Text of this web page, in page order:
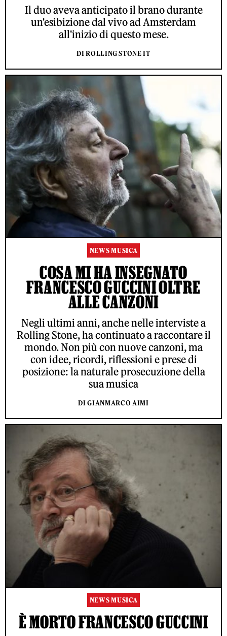
Il duo aveva anticipato il brano durante
un'esibizione dal vivo ad Amsterdam
all'inizio di questo mese.
DI ROLLING STONE IT
NEWS MUSICA
COSA MI HA INSEGNATO
FRANCESCO GUCCINI OLTRE
ALLE CANZONI
Negli ultimi anni, anche nelle interviste a
Rolling Stone, ha continuato a raccontare il
mondo. Non più con nuove canzoni, ma
con idee, ricordi, riflessioni e prese di
posizione: la naturale prosecuzione della
sua musica
DI GIANMARCO AIMI
NEWS MUSICA
È MORTO FRANCESCO GUCCINI